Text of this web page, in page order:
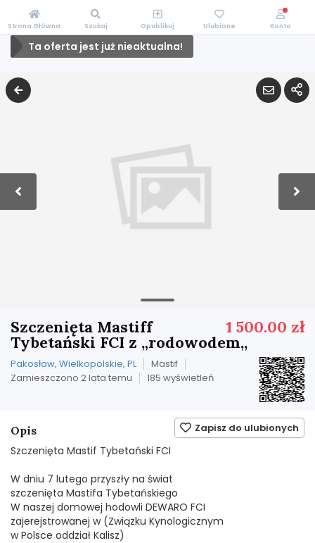
Ta oferta jest już nieaktualna!
1 500.00 zł
Szczenięta Mastiff
Tybetański FCI z „rodowodem,,
Pakosław, Wielkopolskie, PL
Mastif
Zamieszczono 2 lata temu
185 wyświetleń
Zapisz do ulubionych
Opis
Szczenięta Mastif Tybetański FCI
W dniu 7 lutego przyszły na świat
szczenięta Mastifa Tybetańskiego
W naszej domowej hodowli DEWARO FCI
zajerejstrowanej w (Związku Kynologicznym
w Polsce oddział Kalisz)
Strona Główna Szukaj Opublikuj Ulubione Konto